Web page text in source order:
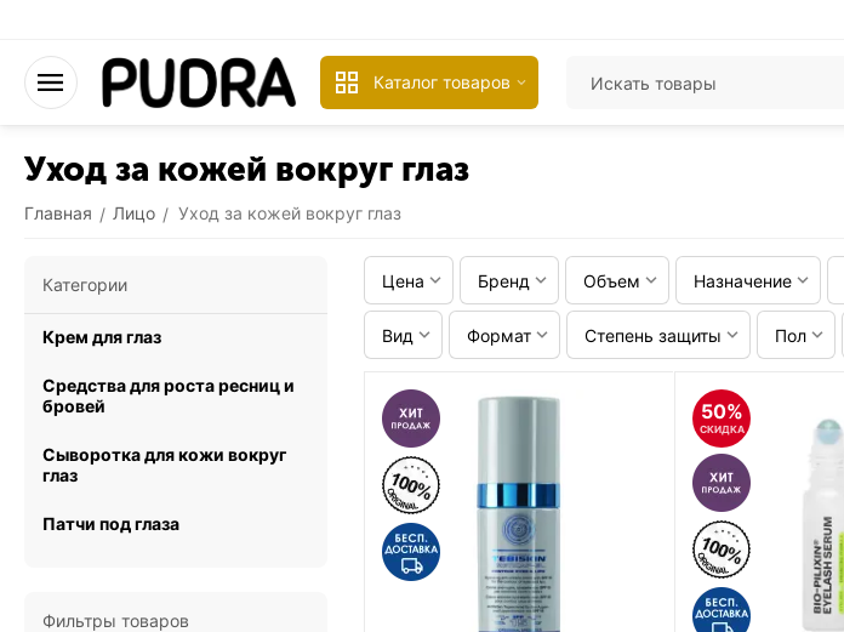
Каталог товаров
Уход за кожей вокруг глаз
Главная / Лицо / Уход за кожей вокруг глаз
Цена Бренд Объем Назначение
Вид Формат Степень защиты Пол
50%
СКИДКА
Категории
Крем для глаз
Средства для роста ресниц и
бровей
Сыворотка для кожи вокруг
глаз
Патчи под глаза
Фильтры товаров